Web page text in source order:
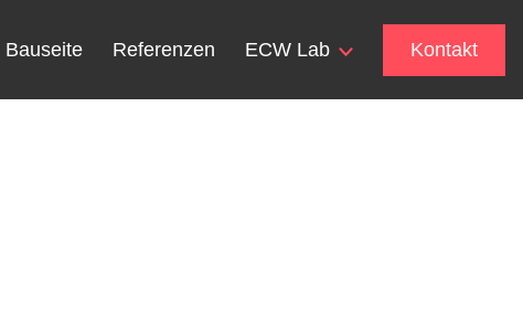
Bauseite Referenzen ECW Lab Kontakt